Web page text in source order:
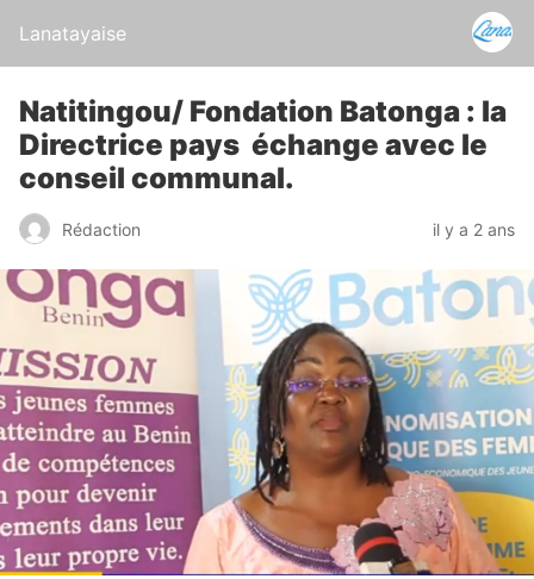
Lanatayaise
Natitingou/ Fondation Batonga : la
Directrice pays échange avec le
conseil communal.
Rédaction il y a 2 ans